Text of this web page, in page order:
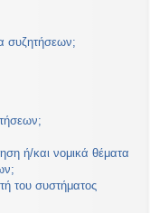
συζητήσεων;
ή/και νομικά θέματα
του συστήματος